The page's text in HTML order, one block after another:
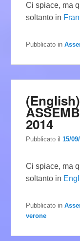
Ci spiace, ma
soltanto in
Pubblicato in
2014
Pubblicato il15/
Ci spiace, ma
soltanto in
Pubblicato in
verone